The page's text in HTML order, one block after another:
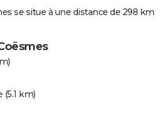
se situe à une distance de 298 km
(5.1 km)